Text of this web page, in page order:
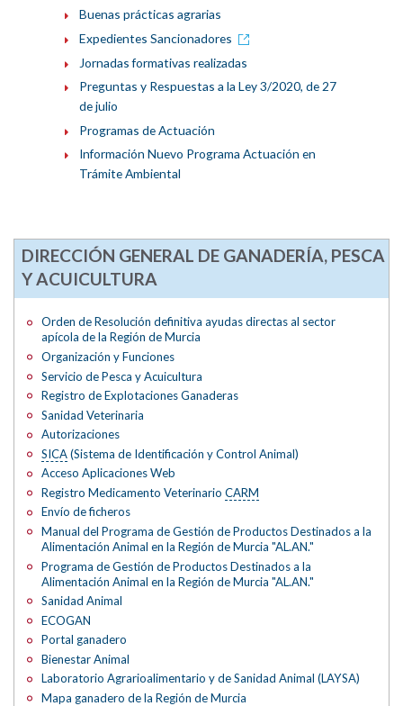
Buenas prácticas agrarias
Expedientes Sancionadores
Jornadas formativas realizadas
Preguntas y Respuestas a la Ley 3/2020, de 27
de julio
Programas de Actuación
Información Nuevo Programa Actuación en
Trámite Ambiental
DIRECCIÓN GENERAL DE GANADERÍA, PESCA
Y ACUICULTURA
Orden de Resolución definitiva ayudas directas al sector
apícola de la Región de Murcia
Organización y Funciones
Servicio de Pesca y Acuicultura
Registro de Explotaciones Ganaderas
Sanidad Veterinaria
Autorizaciones
SICA(Sistema de Identificación y Control Animal)
Acceso Aplicaciones Web
Registro Medicamento VeterinarioCARM
Envío de ficheros
Manual del Programa de Gestión de Productos Destinados a la
Alimentación Animal en la Región de Murcia "AL.AN."
Programa de Gestión de Productos Destinados a la
Alimentación Animal en la Región de Murcia "AL.AN."
Sanidad Animal
ECOGAN
Portal ganadero
Bienestar Animal
Laboratorio Agrarioalimentario y de Sanidad Animal (LAYSA)
Mapa ganadero de la Región de Murcia